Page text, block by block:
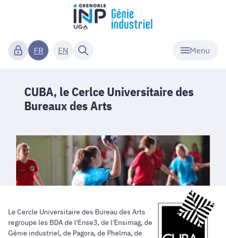
Menu
FR EN
CUBA, le Cerlce Universitaire des
Bureaux des Arts
Le Cercle Universitaire des Bureau des Arts
regroupe les BDA de l'Ense3, de l'Ensimag, de
Génie industriel, de Pagora, de Phelma, de